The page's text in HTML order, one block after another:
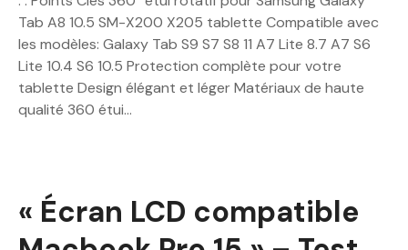
Tab A8 10.5 SM-X200 X205 tablette Compatible avec
les modèles: Galaxy Tab S9 S7 S8 11 A7 Lite 8.7 A7 S6
Lite 10.4 S6 10.5 Protection complète pour votre
tablette Design élégant et léger Matériaux de haute
qualité 360 étui…
« Écran LCD compatible